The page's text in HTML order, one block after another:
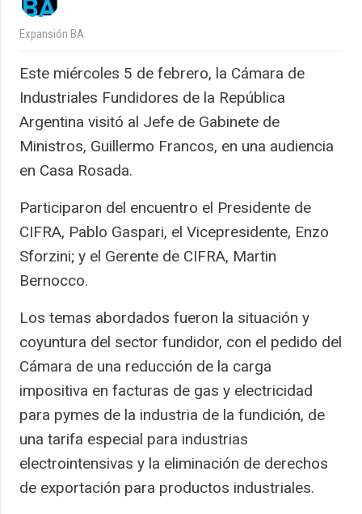
Expansión BA
Este miércoles 5 de febrero, la Cámara de
Industriales Fundidores de la República
Argentina visitó al Jefe de Gabinete de
Ministros, Guillermo Francos, en una audiencia
en Casa Rosada.
Participaron del encuentro el Presidente de
CIFRA, Pablo Gaspari, el Vicepresidente, Enzo
Sforzini; y el Gerente de CIFRA, Martin
Bernocco.
Los temas abordados fueron la situación y
coyuntura del sector fundidor, con el pedido del
Cámara de una reducción de la carga
impositiva en facturas de gas y electricidad
para pymes de la industria de la fundición, de
una tarifa especial para industrias
electrointensivas y la eliminación de derechos
de exportación para productos industriales.